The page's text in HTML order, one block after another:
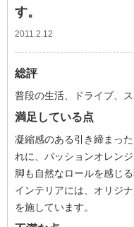
す。
2011.2.12
総評
普段の生活、ドライブ、
満足している点
凝縮感のある引き締まっ
れに、パッションオレンジ
脚も自然なロールを感じ
インテリアには、オリジ
を施しています。